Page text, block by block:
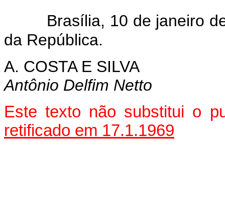
Brasília, 10 de janeiro
da República.
A. COSTA E SILVA
Antônio Delfim Netto
Este texto não substitui o
retificado em 17.1.1969